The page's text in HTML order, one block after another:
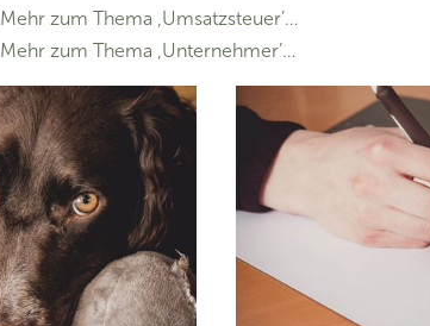
Mehr zum Thema ‚Umsatzsteuer’…
Mehr zum Thema ‚Unternehmer’…